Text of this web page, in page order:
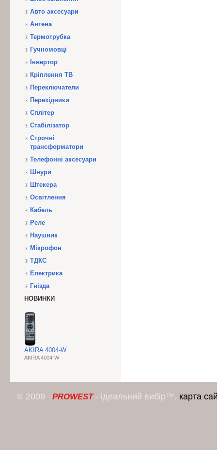
Авто аксесуари
Антена
Термотрубка
Гучномовці
Інвертор
Кріплення ТВ
Переключатели
Перехідники
Сплітер
Стабілізатор
Строчні
трансформатори
Телефонні аксесуари
Шнури
Штекера
Освітлення
Кабель
Реле
Наушник
Мікрофон
ТДКС
Електрика
Гнізда
НОВИНКИ
AKIRA 4004-W
AKIRA 4004-W
© 2009 PROWEST- ідеальний вибір™. карта